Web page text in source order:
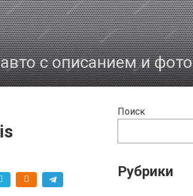
с описанием и фото
Поиск
Рубрики